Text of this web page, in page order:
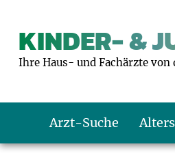
KINDER- &
Ihre Haus- und Fachärzte von
Arzt-Suche